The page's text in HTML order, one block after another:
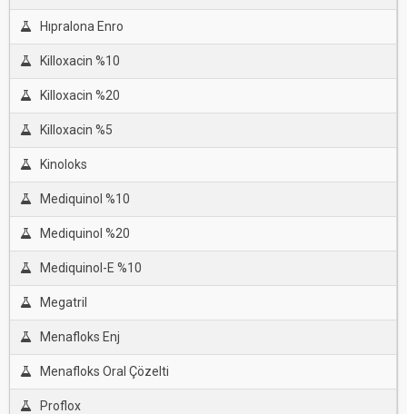
Hıpralona Enro
Killoxacin %10
Killoxacin %20
Killoxacin %5
Kinoloks
Mediquinol %10
Mediquinol %20
Mediquinol-E %10
Megatril
Menafloks Enj
Menafloks Oral Çözelti
Proflox